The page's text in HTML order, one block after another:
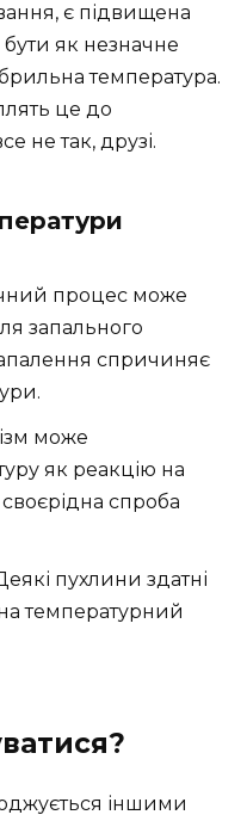
є підвищена
як незначне
температура.
це до
не так, друзі.
процес може
запального
спричиняє
може
як реакцію на
спроба
пухлини здатні
температурний
іншими